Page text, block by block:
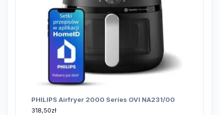
PHILIPS Airfryer 2000 Series OVI NA231/00
318,50zł